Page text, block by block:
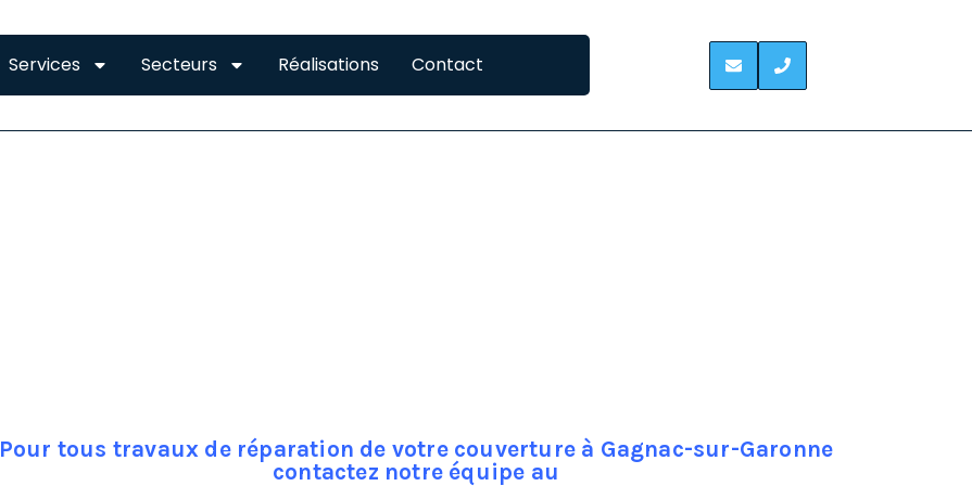
Services Secteurs Réalisations Contact
Pour tous travaux de réparation de votre couverture à Gagnac-sur-Garonne
contactez notre équipe au